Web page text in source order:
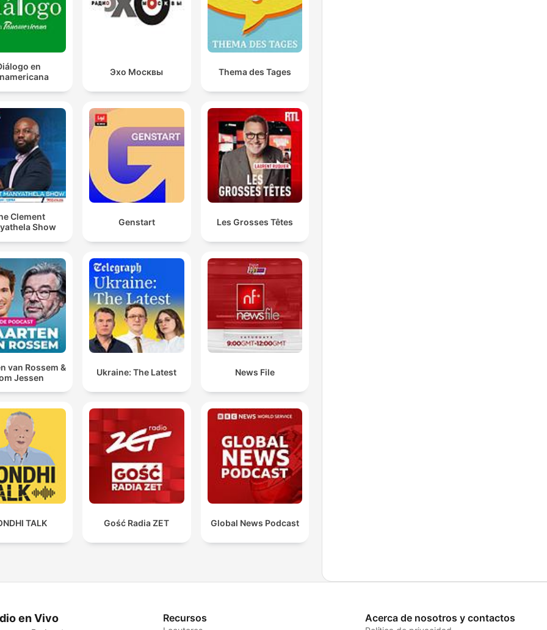
en
Эхо Москвы Thema des Tages
Clement
Show
Genstart Les Grosses Têtes
van Rossem &
Jessen
Ukraine: The Latest News File
TALK Gość Radia ZET Global News Podcast
en Vivo Recursos Acerca de nosotros y contactos